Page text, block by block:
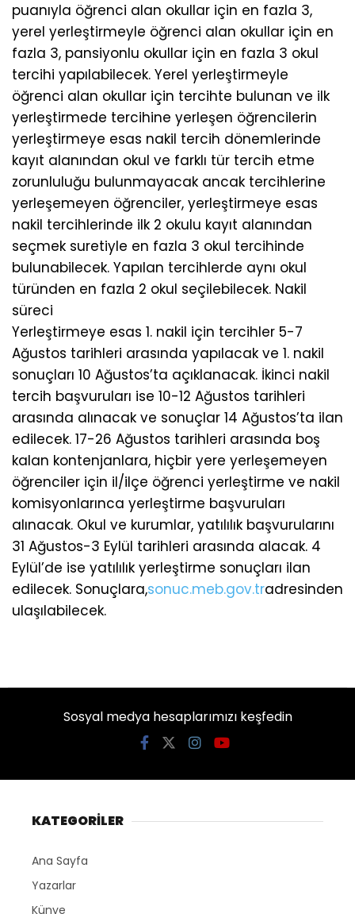
puanıyla öğrenci alan okullar için en fazla 3,
yerel yerleştirmeyle öğrenci alan okullar için en
fazla 3, pansiyonlu okullar için en fazla 3 okul
tercihi yapılabilecek. Yerel yerleştirmeyle
öğrenci alan okullar için tercihte bulunan ve ilk
yerleştirmede tercihine yerleşen öğrencilerin
yerleştirmeye esas nakil tercih dönemlerinde
kayıt alanından okul ve farklı tür tercih etme
zorunluluğu bulunmayacak ancak tercihlerine
yerleşemeyen öğrenciler, yerleştirmeye esas
nakil tercihlerinde ilk 2 okulu kayıt alanından
seçmek suretiyle en fazla 3 okul tercihinde
bulunabilecek. Yapılan tercihlerde aynı okul
türünden en fazla 2 okul seçilebilecek. Nakil
süreci
Yerleştirmeye esas 1. nakil için tercihler 5-7
Ağustos tarihleri arasında yapılacak ve 1. nakil
sonuçları 10 Ağustos’ta açıklanacak. İkinci nakil
tercih başvuruları ise 10-12 Ağustos tarihleri
arasında alınacak ve sonuçlar 14 Ağustos’ta ilan
edilecek. 17-26 Ağustos tarihleri arasında boş
kalan kontenjanlara, hiçbir yere yerleşemeyen
öğrenciler için il/ilçe öğrenci yerleştirme ve nakil
komisyonlarınca yerleştirme başvuruları
alınacak. Okul ve kurumlar, yatılılık başvurularını
31 Ağustos-3 Eylül tarihleri arasında alacak. 4
Eylül’de ise yatılılık yerleştirme sonuçları ilan
edilecek. Sonuçlara,sonuc.meb.gov.tradresinden
ulaşılabilecek.
Sosyal medya hesaplarımızı keşfedin
KATEGORİLER
Ana Sayfa
Yazarlar
Künye